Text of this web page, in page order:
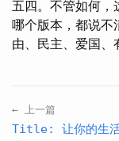
五四。不管如何，
哪个版本，都说不
由、民主、爱国、
← 上一篇
Title: 让你的生活